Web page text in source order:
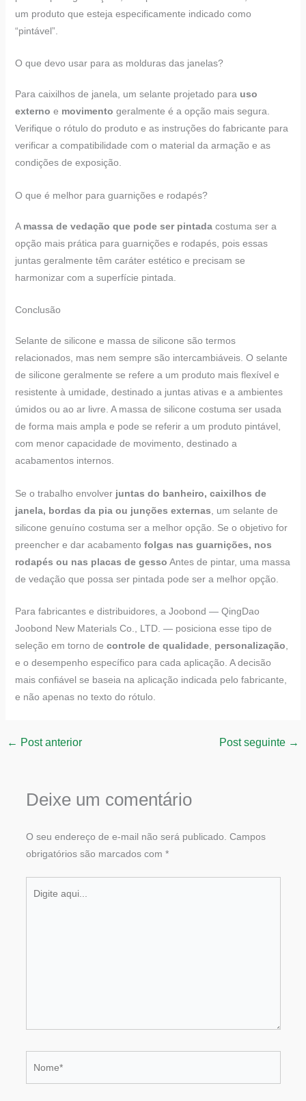
um produto que esteja especificamente indicado como
“pintável”.
O que devo usar para as molduras das janelas?
Para caixilhos de janela, um selante projetado para uso
externo e movimento geralmente é a opção mais segura.
Verifique o rótulo do produto e as instruções do fabricante para
verificar a compatibilidade com o material da armação e as
condições de exposição.
O que é melhor para guarnições e rodapés?
A massa de vedação que pode ser pintadacostuma ser a
opção mais prática para guarnições e rodapés, pois essas
juntas geralmente têm caráter estético e precisam se
harmonizar com a superfície pintada.
Conclusão
Selante de silicone e massa de silicone são termos
relacionados, mas nem sempre são intercambiáveis. O selante
de silicone geralmente se refere a um produto mais flexível e
resistente à umidade, destinado a juntas ativas e a ambientes
úmidos ou ao ar livre. A massa de silicone costuma ser usada
de forma mais ampla e pode se referir a um produto pintável,
com menor capacidade de movimento, destinado a
acabamentos internos.
Se o trabalho envolver juntas do banheiro, caixilhos de
janela, bordas da pia ou junções externas , um selante de
silicone genuíno costuma ser a melhor opção. Se o objetivo for
preencher e dar acabamento folgas nas guarnições, nos
rodapés ou nas placas de gesso Antes de pintar, uma massa
de vedação que possa ser pintada pode ser a melhor opção.
Para fabricantes e distribuidores, a Joobond — QingDao
Joobond New Materials Co., LTD. — posiciona esse tipo de
seleção em torno de controle de qualidade, personalização
e o desempenho específico para cada aplicação. A decisão
mais confiável se baseia na aplicação indicada pelo fabricante,
e não apenas no texto do rótulo.
← Post anterior Post seguinte →
Deixe um comentário
O seu endereço de e-mail não será publicado. Campos
obrigatórios são marcados com *
aqui...